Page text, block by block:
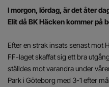
I morgon, lördag, är det åter
Elit då BK Häcken kommer på
Efter en strak insats senast mot
FF-laget skaffat sig ett bra
ställdes mot varandra under
Park i Göteborg med 3-1 efter